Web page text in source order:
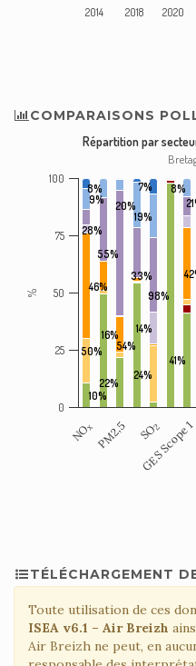
2014 2018 2020
COMPARAISONS
%
Répartition par
7%
9%
8%
20%
19%
8%
28%
55%
33%
14%
46%
16%
24%
10%
50%
22%
54%
98%
41%
NO
x PM2,5 SO
2
GES Scope 1
0
25
50
75
100
TÉLÉCHARGEMENT
Toute utilisation de ces
ISEA v6.1 – Air Breizh
Air Breizh ne peut, en